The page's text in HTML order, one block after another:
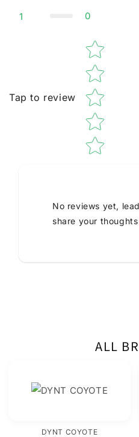
1 0
Tap to review
Star rating
No reviews yet,
share your thoughts
ALL
DYNT COYOTE